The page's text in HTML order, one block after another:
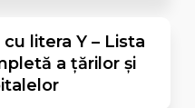
cu litera Y – Lista
a țărilor și